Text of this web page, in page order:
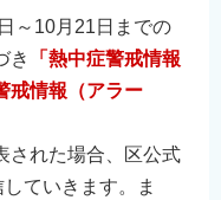
～10月21日までの
き
「熱中症警戒情報
戒情報（アラー
された場合、区公式
ていきます。ま